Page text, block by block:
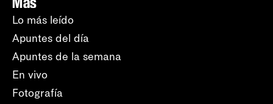
Lo más leído
Apuntes del día
Apuntes de la semana
En vivo
Fotografía